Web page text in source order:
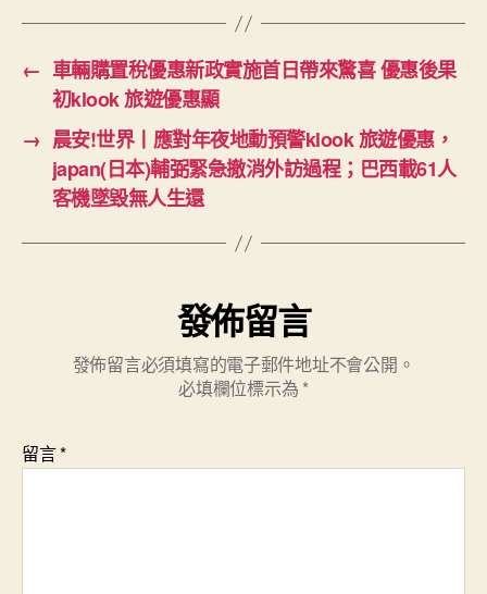
← 車輛購置稅優惠新政實施首日帶來驚喜 優惠後果
初klook 旅遊優惠顯
→ 晨安!世界丨應對年夜地動預警klook 旅遊優惠，
japan(日本)輔弼緊急撤消外訪過程；巴西載61人
客機墜毀無人生還
發佈留言
發佈留言必須填寫的電子郵件地址不會公開。
必填欄位標示為 *
留言*